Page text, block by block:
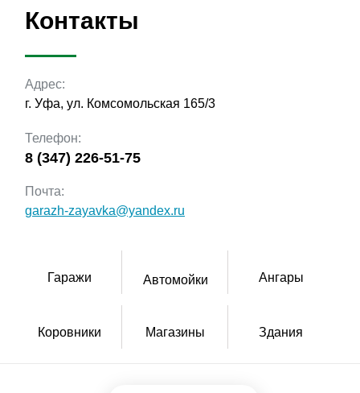
Контакты
Адрес:
г. Уфа, ул. Комсомольская 165/3
Телефон:
8 (347) 226-51-75
Почта:
garazh-zayavka@yandex.ru
Гаражи Автомойки Ангары
Коровники Магазины Здания